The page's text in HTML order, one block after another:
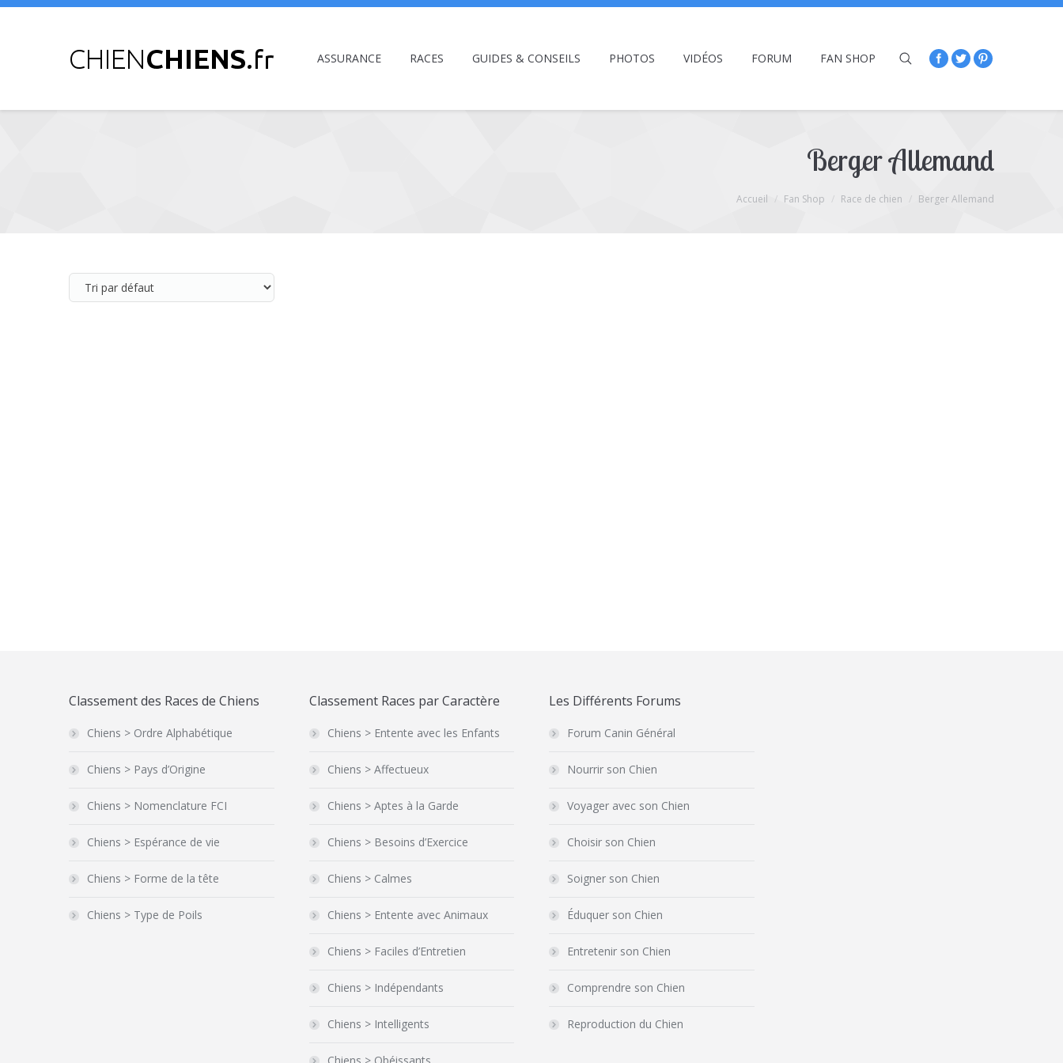
ASSURANCE RACES GUIDES & CONSEILS PHOTOS VIDÉOS FORUM FAN SHOP
Berger Allemand
Accueil Fan Shop Race de chien Berger Allemand
Classement des Races de Chiens
Chiens > Ordre Alphabétique
Chiens > Pays d’Origine
Chiens > Nomenclature FCI
Chiens > Espérance de vie
Chiens > Forme de la tête
Chiens > Type de Poils
Classement Races par Caractère
Chiens > Entente avec les Enfants
Chiens > Affectueux
Chiens > Aptes à la Garde
Chiens > Besoins d’Exercice
Chiens > Calmes
Chiens > Entente avec Animaux
Chiens > Faciles d’Entretien
Chiens > Indépendants
Chiens > Intelligents
Les Différents Forums
Forum Canin Général
Nourrir son Chien
Voyager avec son Chien
Choisir son Chien
Soigner son Chien
Éduquer son Chien
Entretenir son Chien
Comprendre son Chien
Reproduction du Chien